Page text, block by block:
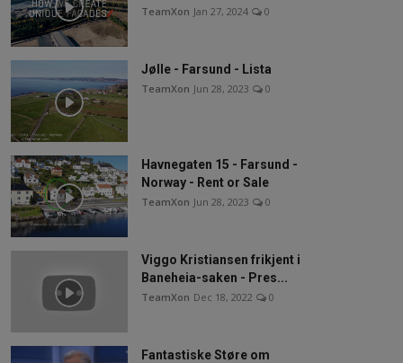
TeamXon Jan 27, 2024 0
Jølle - Farsund - Lista
TeamXon Jun 28, 2023 0
Havnegaten 15 - Farsund -
Norway - Rent or Sale
TeamXon Jun 28, 2023 0
Viggo Kristiansen frikjent i
Baneheia-saken - Pres...
TeamXon Dec 18, 2022 0
Fantastiske Støre om